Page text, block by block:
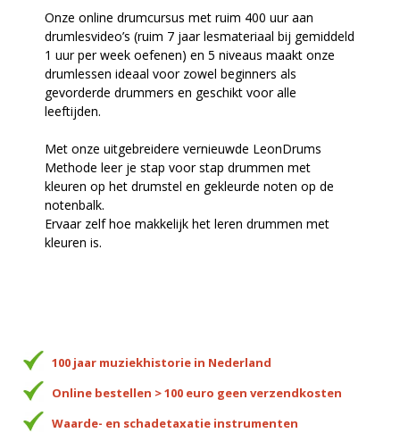
Onze online drumcursus met ruim 400 uur aan
drumlesvideo’s (ruim 7 jaar lesmateriaal bij gemiddeld
1 uur per week oefenen) en 5 niveaus maakt onze
drumlessen ideaal voor zowel beginners als
gevorderde drummers en geschikt voor alle
leeftijden.
Met onze uitgebreidere vernieuwde LeonDrums
Methode leer je stap voor stap drummen met
kleuren op het drumstel en gekleurde noten op de
notenbalk.
Ervaar zelf hoe makkelijk het leren drummen met
kleuren is.
100 jaar muziekhistorie in Nederland
Online bestellen > 100 euro geen verzendkosten
Waarde- en schadetaxatie instrumenten